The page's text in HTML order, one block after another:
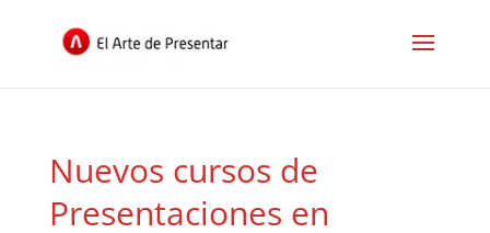
Nuevos cursos de
Presentaciones en